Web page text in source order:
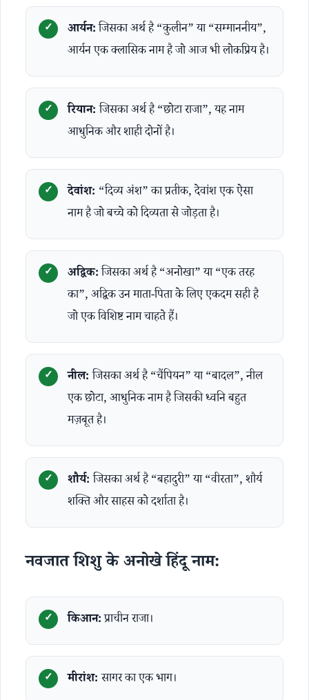
आर्यन:जिसका अर्थ है “कुलीन” या “सम्माननीय”,
आर्यन एक क्लासिक नाम है जो आज भी लोकप्रिय है।
रियान:जिसका अर्थ है “छोटा राजा”, यह नाम
आधुनिक और शाही दोनों है।
देवांश: “दिव्य अंश” का प्रतीक, देवांश एक ऐसा
नाम है जो बच्चे को दिव्यता से जोड़ता है।
अद्विक:जिसका अर्थ है “अनोखा” या “एक तरह
का”, अद्विक उन माता-पिता के लिए एकदम सही है
जो एक विशिष्ट नाम चाहते हैं।
नील:जिसका अर्थ है “चैंपियन” या “बादल”, नील
एक छोटा, आधुनिक नाम है जिसकी ध्वनि बहुत
मज़बूत है।
शौर्य:जिसका अर्थ है “बहादुरी” या “वीरता”, शौर्य
शक्ति और साहस को दर्शाता है।
नवजात शिशु के अनोखे हिंदू नाम:
किआन:प्राचीन राजा।
मीरांश:सागर का एक भाग।